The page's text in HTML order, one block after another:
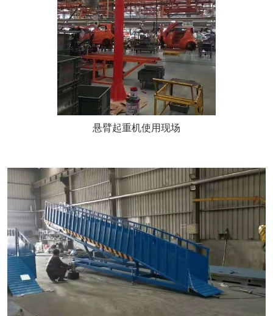
悬臂起重机使用现场